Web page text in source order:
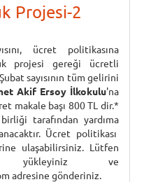
Projesi-2
ücret politikasına
projesi gereği ücretli
sayısının tüm gelirini
Akif Ersoy İlkokulu'na
makale başı 800 TL dir.*
tarafından yardıma
Ücret politikası
ulaşabilirsiniz. Lütfen
yükleyiniz ve
adresine gönderiniz.